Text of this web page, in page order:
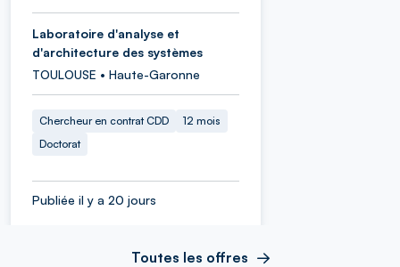
Laboratoire d'analyse et
d'architecture des systèmes
TOULOUSE • Haute-Garonne
Chercheur en contrat CDD
12 mois
Doctorat
Publiée il y a 20 jours
Toutes les offres